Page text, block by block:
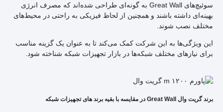
سوئیچ‌های Great Wall به گونه‌ای طراحی شده‌اند که مصرف انرژی
بهینه‌ای داشته باشند و همچنین از لحاظ فیزیکی به راحتی در محیط‌های
مختلف نصب شوند.
این ویژگی‌ها به این شرکت کمک می‌کند تا به عنوان یک گزینه مناسب
برای نیازهای مختلف شبکه‌ها در بازار تجهیزات شبکه شناخته شود.
برند گریت وال Great Wall در مقایسه با بقیه برند های تجهیزات شبکه